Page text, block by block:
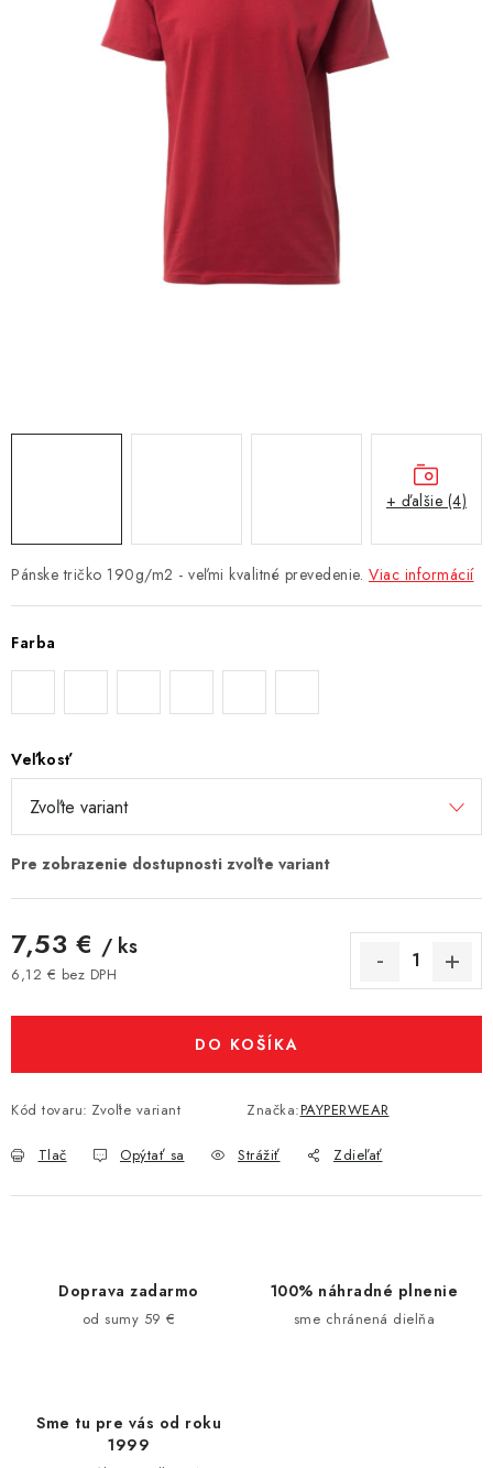
Pre firmy
Doprava, platba a zľavy
Potlač lôg
Formulár na výmenu tovaru
Reklamačný poriadok
Formulár na vrátenie tovaru /odstúpenie od zmluvy
Zásady ochrany osobných údajov
Pánske tričko 190g/m2 - veľmi kvalitné prevedenie. Viac informácií
Farba
Veľkosť
7,53 € / ks
6,12 € bez DPH
DO KOŠÍKA
Kód tovaru: Zvoľte variant Značka:PAYPERWEAR
Tlač Opýtať sa Strážiť Zdieľať
+ ďalšie (4)
Doprava zadarmo
od sumy 59 €
100% náhradné plnenie
sme chránená dielňa
Sme tu pre vás od roku
1999